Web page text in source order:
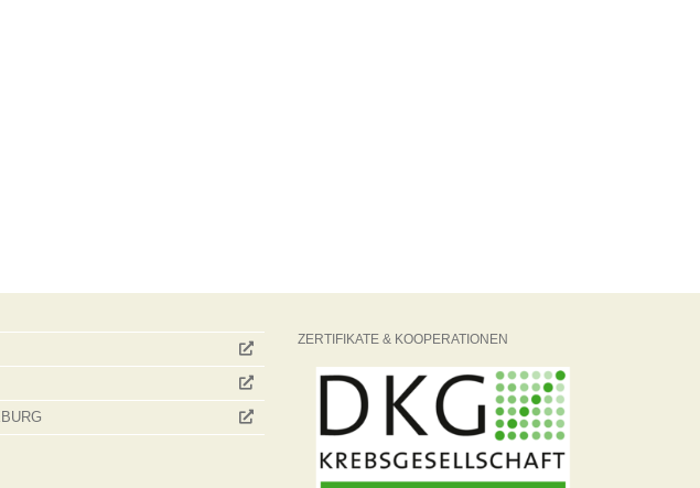
ZERTIFIKATE & KOOPERATIONEN